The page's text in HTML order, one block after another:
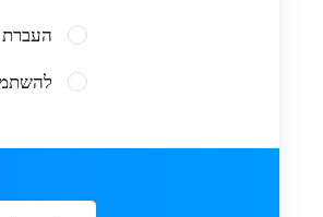
העברת